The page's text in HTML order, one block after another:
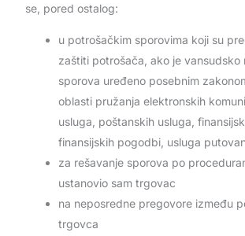
se, pored ostalog:
u potrošačkim sporovima koji su
zaštiti potrošača, ako je vansudsko
sporova uređeno posebnim
oblasti pružanja elektronskih
usluga, poštanskih usluga,
finansijskih pogodbi, usluga
za rešavanje sporova po
ustanovio sam trgovac
na neposredne pregovore između
trgovca